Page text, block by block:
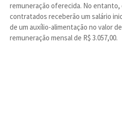
remuneração oferecida. No
contratados receberão um salário
de um auxílio-alimentação no valor
remuneração mensal de R$ 3.057,00.